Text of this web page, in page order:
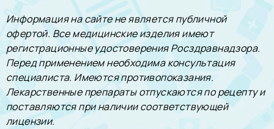
Информация на сайте не является публичной
офертой. Все медицинские изделия имеют
регистрационные удостоверения Росздравнадзора.
Перед применением необходима консультация
специалиста. Имеются противопоказания.
Лекарственные препараты отпускаются по рецепту и
поставляются при наличии соответствующей
лицензии.